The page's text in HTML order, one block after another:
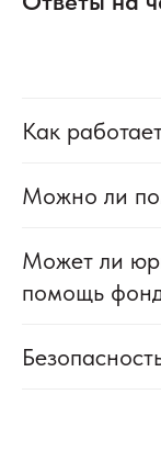
Как
Можно ли
Может ли
помощь